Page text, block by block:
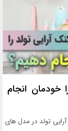
خودمان انجام
آرایی تولد در مدل های